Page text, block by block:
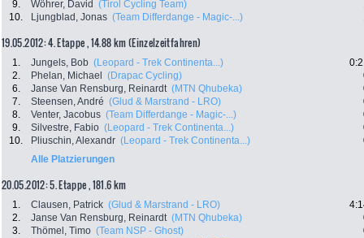
9. Wöhrer, David (Tirol Cycling Team)
10.
Ljungblad, Jonas (Team Differdange - Magic-...)
19.05.2012: 4. Etappe , 14.88 km (Einzelzeitfahren)
1. Jungels, Bob (Leopard - Trek Continenta...)
2.
Phelan, Michael (Drapac Cycling)
6.
Janse Van Rensburg, Reinardt (MTN Qhubeka)
7.
Steensen, André (Glud & Marstrand - LRO)
8.
Venter, Jacobus (Team Differdange - Magic-...)
9.
Silvestre, Fabio (Leopard - Trek Continenta...)
10.
Pliuschin, Alexandr (Leopard - Trek Continenta...)
Alle Platzierungen
20.05.2012: 5. Etappe , 181.6 km
1. Clausen, Patrick (Glud & Marstrand - LRO)
2.
Janse Van Rensburg, Reinardt (MTN Qhubeka)
3.
Thömel, Timo (Team NSP - Ghost)